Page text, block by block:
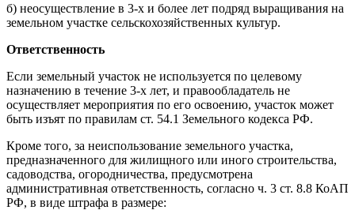
б) неосуществление в 3-х и более лет подряд выращивания на
земельном участке сельскохозяйственных культур.
Ответственность
Если земельный участок не используется по целевому
назначению в течение 3-х лет, и правообладатель не
осуществляет мероприятия по его освоению, участок может
быть изъят по правилам ст. 54.1 Земельного кодекса РФ.
Кроме того, за неиспользование земельного участка,
предназначенного для жилищного или иного строительства,
садоводства, огородничества, предусмотрена
административная ответственность, согласно ч. 3 ст. 8.8 КоАП
РФ, в виде штрафа в размере: